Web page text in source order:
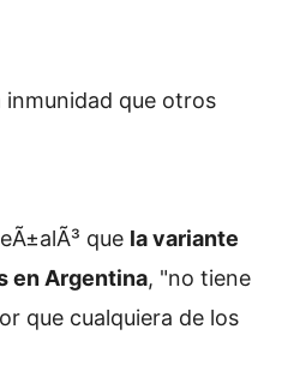
inmunidad que otros
que la variante
en Argentina, "no tiene
que cualquiera de los